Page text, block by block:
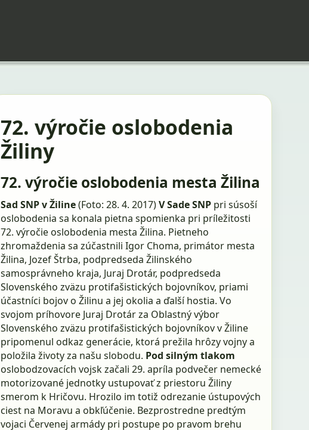
72. výročie oslobodenia
Žiliny
72. výročie oslobodenia mesta Žilina
Sad SNP v Žiline(Foto: 28. 4. 2017)V Sade SNP pri súsoší
oslobodenia sa konala pietna spomienka pri príležitosti
72. výročie oslobodenia mesta Žilina. Pietneho
zhromaždenia sa zúčastnili Igor Choma, primátor mesta
Žilina, Jozef Štrba, podpredseda Žilinského
samosprávneho kraja, Juraj Drotár, podpredseda
Slovenského zväzu protifašistických bojovníkov, priami
účastníci bojov o Žilinu a jej okolia a ďalší hostia. Vo
svojom príhovore Juraj Drotár za Oblastný výbor
Slovenského zväzu protifašistických bojovníkov v Žiline
pripomenul odkaz generácie, ktorá prežila hrôzy vojny a
položila životy za našu slobodu. Pod silným tlakom
oslobodzovacích vojsk začali 29. apríla podvečer nemecké
motorizované jednotky ustupovať z priestoru Žiliny
smerom k Hričovu. Hrozilo im totiž odrezanie ústupových
ciest na Moravu a obkľúčenie. Bezprostredne predtým
vojaci Červenej armády pri postupe po pravom brehu